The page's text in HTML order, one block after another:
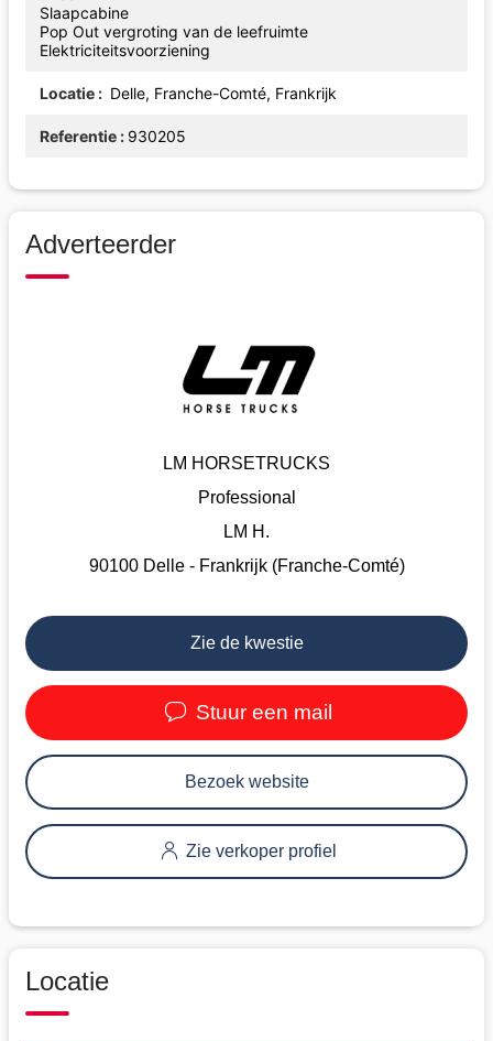
Slaapcabine
Pop Out vergroting van de leefruimte
Elektriciteitsvoorziening
Locatie Delle, Franche-Comté, Frankrijk
Referentie 930205
Adverteerder
LM HORSETRUCKS
Professional
LM H.
90100 Delle - Frankrijk (Franche-Comté)
Zie de kwestie
Stuur een mail
Bezoek website
Zie verkoper profiel
Locatie